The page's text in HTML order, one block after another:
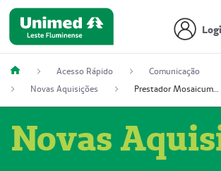
Acesso Rápido
Comunicação
Novas Aquisições
Prestador Mosaicum Espaço Clínico Eireli (51004355-5)
Novas